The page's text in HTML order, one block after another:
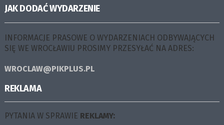
JAK DODAĆ WYDARZENIE
INFORMACJE PRASOWE O WYDARZENIACH ODBYWAJĄCYCH
SIĘ WE WROCŁAWIU PROSIMY PRZESYŁAĆ NA ADRES:
WROCLAW@PIKPLUS.PL
REKLAMA
PYTANIA W SPRAWIE REKLAMY: